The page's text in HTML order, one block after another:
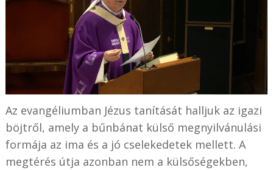
Az evangéliumban Jézus tanítását halljuk az igazi
böjtről, amely a bűnbánat külső megnyilvánulási
formája az ima és a jó cselekedetek mellett. A
megtérés útja azonban nem a külsőségekben,